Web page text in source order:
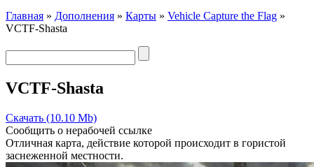
Главная » Дополнения » Карты » Vehicle Capture the Flag »
VCTF-Shasta
VCTF-Shasta
Скачать (10.10 Mb)
Сообщить о нерабочей ссылке
Отличная карта, действие которой происходит в гористой
заснеженной местности.